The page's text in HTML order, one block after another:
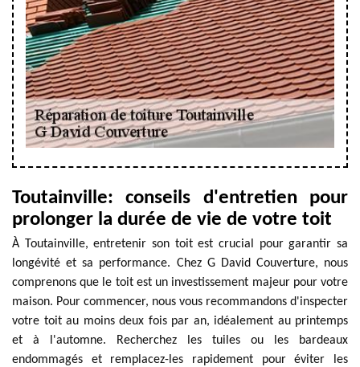
Toutainville: conseils d'entretien pour
prolonger la durée de vie de votre toit
À Toutainville, entretenir son toit est crucial pour garantir sa
longévité et sa performance. Chez G David Couverture, nous
comprenons que le toit est un investissement majeur pour votre
maison. Pour commencer, nous vous recommandons d'inspecter
votre toit au moins deux fois par an, idéalement au printemps
et à l'automne. Recherchez les tuiles ou les bardeaux
endommagés et remplacez-les rapidement pour éviter les